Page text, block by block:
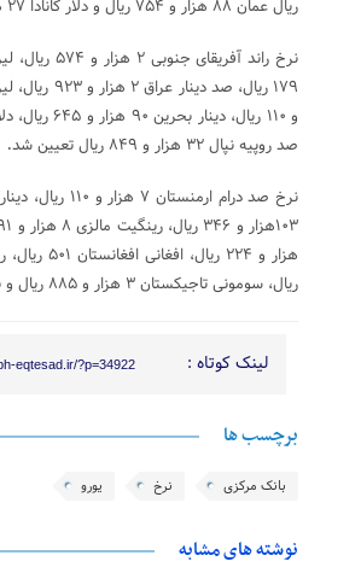
ریال عمان ۸۸ هزار و ۷۵۴ ریال و دلار کانادا ۲۷ هزار و ۴۲۷ ریال قیمت خورد
صد روپیه نپال ۳۲ هزار و ۸۴۹ ریال تعیین شد
.
ریال، سومونی تاجیکستان ۳ هزار و ۸۸۵ ریال و بولیوار جدید ونزوئلا ۳ هزار و ۴۲۶ ریال است.
لینک کوتاه : eqtesad.ir/?p=34922
برچسب ها
بانک مرکزی نرخ یورو
نوشته های مشابه